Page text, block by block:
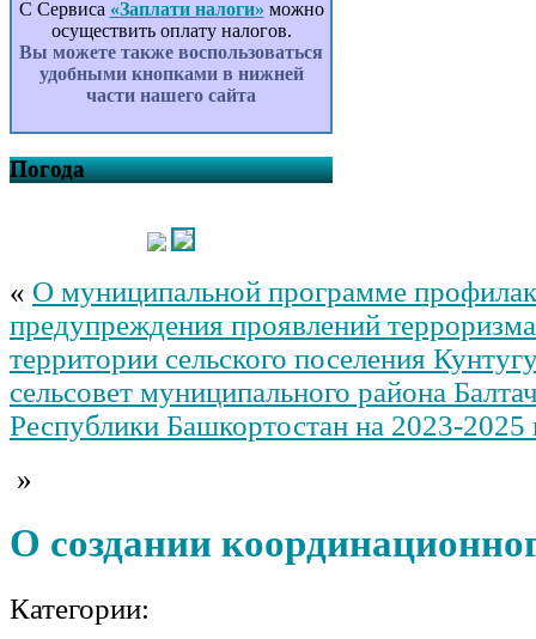
С Сервиса «Заплати налоги» можно
осуществить оплату налогов.
Вы можете также воспользоваться
удобными кнопками в нижней
части нашего сайта
Погода
« О муниципальной программе
предупреждения проявлений
территории сельского поселения
сельсовет муниципального района
Республики Башкортостан на 2023-2025
»
О создании
Категории: